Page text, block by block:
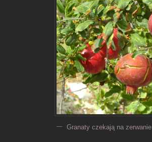
Granaty czekają na zerwanie